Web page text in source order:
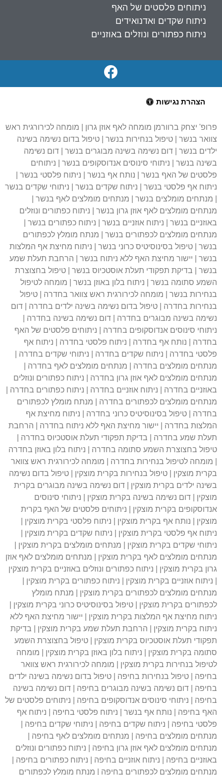
ניתוחים פלסטים של האף
ניתוח שקדים ואדנואידים
ניתוח כפתורים ונוזלים באוזניים
הצהרת נגישות
פרופ' יצחק ברוורמן מומחה לאף אוזן גרון | מומחה לכירורגית ראש
צוואר בנשר | טיפול בנחירות בנשר | טיפול בדום נשימה בשינה
ילדים בנשר | דום נשימה בשינה מבוגרים בנשר | דום נשימה
בשינה בנשר | ניתוחי סינוסים אנדוסקופים בנשר | ניתוחים
פלסטים של האף בנשר | נותח אף בנשר | ניתוח פלסטי בנשר |
ניתוח אף פלסטי בנשר | ניתוח שקדים בנשר | ניתוחי שקדים בנשר
| מנתחים מומלצים בנשר | מנתחים מומלצים לאף בנשר |
מנתחים מומלצים לאף אוזן גרון בנשר | ניתוח כפתורים ונוזלים
באוזניים בנשר | ניתוח אוזניים בנשר | ניתוח כפתורים בנשר |
מנתחים מומלצים לכפתורים בנשר | מנתח מומלץ לכפתורים
בנשר | טיפול בסינוסיטיס כרוני בנשר | ניתוח מחיצת אף המלצות
בנשר | יישור מחיצת האף ללא ניתוח בנשר | הרחבת תעלת שמע
בנשר | בדיקת תפקודי תעלת אוסטכיוס בנשר | טיפול בחצוצרת
השמע סתומה בנשר | ניתוח בלון באוזן בנשר | מומחה לטיפול
בנחירות בנשר | מומחה לכירורגית ראש צוואר בחדרה | טיפול
בנחירות בחדרה | טיפול בדום נשימה בשינה ילדים בחדרה | דום
נשימה בשינה מבוגרים בחדרה | דום נשימה בשינה בחדרה |
ניתוחי סינוסים אנדוסקופים בחדרה | ניתוחים פלסטים של האף
בחדרה | נותח אף בחדרה | ניתוח פלסטי בחדרה | ניתוח אף
פלסטי בחדרה | ניתוח שקדים בחדרה | ניתוחי שקדים בחדרה |
מנתחים מומלצים בחדרה | מנתחים מומלצים לאף בחדרה |
מנתחים מומלצים לאף אוזן גרון בחדרה | ניתוח כפתורים ונוזלים
באוזניים בחדרה | ניתוח אוזניים בחדרה | ניתוח כפתורים בחדרה |
מנתחים מומלצים לכפתורים בחדרה | מנתח מומלץ לכפתורים
בחדרה | טיפול בסינוסיטיס כרוני בחדרה | ניתוח מחיצת אף
המלצות בחדרה | יישור מחיצת האף ללא ניתוח בחדרה | הרחבת
תעלת שמע בחדרה | בדיקת תפקודי תעלת אוסטכיוס בחדרה |
טיפול בחצוצרת השמע סתומה בחדרה | ניתוח בלון באוזן בחדרה
| מומחה לטיפול בנחירות בחדרה | מומחה לכירורגית ראש צוואר
בקרית מוצקין | טיפול בנחירות בקרית מוצקין | טיפול בדום נשימה
בשינה ילדים בקרית מוצקין | דום נשימה בשינה מבוגרים בקרית
מוצקין | דום נשימה בשינה בקרית מוצקין | ניתוחי סינוסים
אנדוסקופים בקרית מוצקין | ניתוחים פלסטים של האף בקרית
מוצקין | נותח אף בקרית מוצקין | ניתוח פלסטי בקרית מוצקין |
ניתוח אף פלסטי בקרית מוצקין | ניתוח שקדים בקרית מוצקין |
ניתוחי שקדים בקרית מוצקין | מנתחים מומלצים בקרית מוצקין |
מנתחים מומלצים לאף בקרית מוצקין | מנתחים מומלצים לאף אוזן
גרון בקרית מוצקין | ניתוח כפתורים ונוזלים באוזניים בקרית מוצקין
| ניתוח אוזניים בקרית מוצקין | ניתוח כפתורים בקרית מוצקין |
מנתחים מומלצים לכפתורים בקרית מוצקין | מנתח מומלץ
לכפתורים בקרית מוצקין | טיפול בסינוסיטיס כרוני בקרית מוצקין |
ניתוח מחיצת אף המלצות בקרית מוצקין | יישור מחיצת האף ללא
ניתוח בקרית מוצקין | הרחבת תעלת שמע בקרית מוצקין | בדיקת
תפקודי תעלת אוסטכיוס בקרית מוצקין | טיפול בחצוצרת השמע
סתומה בקרית מוצקין | ניתוח בלון באוזן בקרית מוצקין | מומחה
לטיפול בנחירות בקרית מוצקין | מומחה לכירורגית ראש צוואר
בחיפה | טיפול בנחירות בחיפה | טיפול בדום נשימה בשינה ילדים
בחיפה | דום נשימה בשינה מבוגרים בחיפה | דום נשימה בשינה
בחיפה | ניתוחי סינוסים אנדוסקופים בחיפה | ניתוחים פלסטים של
האף בחיפה | נותח אף בנשר | ניתוח פלסטי בחיפה | ניתוח אף
פלסטי בחיפה | ניתוח שקדים בחיפה | ניתוחי שקדים בחיפה |
מנתחים מומלצים בחיפה | מנתחים מומלצים לאף בחיפה |
מנתחים מומלצים לאף אוזן גרון בחיפה | ניתוח כפתורים ונוזלים
באוזניים בחיפה | ניתוח אוזניים בחיפה | ניתוח כפתורים בחיפה |
מנתחים מומלצים לכפתורים בחיפה | מנתח מומלץ לכפתורים